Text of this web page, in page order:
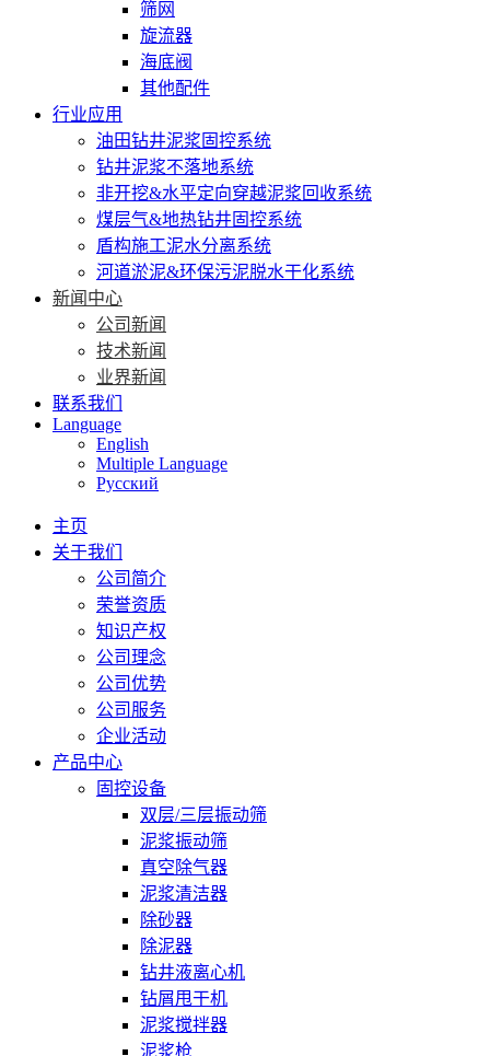
筛网
旋流器
海底阀
其他配件
行业应用
油田钻井泥浆固控系统
钻井泥浆不落地系统
非开挖&水平定向穿越泥浆回收系统
煤层气&地热钻井固控系统
盾构施工泥水分离系统
河道淤泥&环保污泥脱水干化系统
新闻中心
公司新闻
技术新闻
业界新闻
联系我们
Language
English
Multiple Language
Русский
主页
关于我们
公司简介
荣誉资质
知识产权
公司理念
公司优势
公司服务
企业活动
产品中心
固控设备
双层/三层振动筛
泥浆振动筛
真空除气器
泥浆清洁器
除砂器
除泥器
钻井液离心机
钻屑甩干机
泥浆搅拌器
泥浆枪